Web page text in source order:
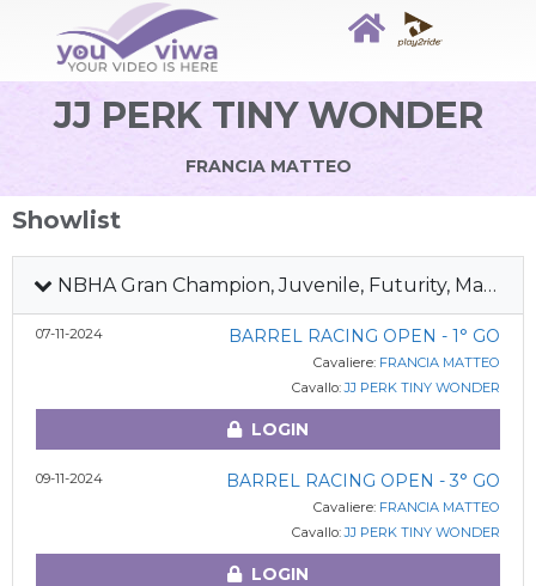
JJ PERK TINY WONDER
FRANCIA MATTEO
Showlist
NBHA Gran Champion, Juvenile, Futurity, Maturity & Derby 2024
07-11-2024 BARREL RACING OPEN - 1° GO
Cavaliere: FRANCIA MATTEO
Cavallo:JJ PERK TINY WONDER
LOGIN
09-11-2024 BARREL RACING OPEN - 3° GO
Cavaliere: FRANCIA MATTEO
Cavallo:JJ PERK TINY WONDER
LOGIN